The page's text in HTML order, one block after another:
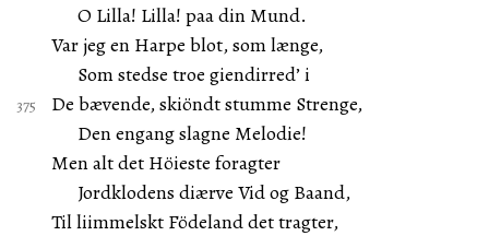
O Lilla! Lilla! paa din Mund.
Var jeg en Harpe blot, som længe,
Som stedse troe giendirred’ i
De bævende, skiöndt stumme Strenge,
Den engang slagne Melodie!
Men alt det Höieste foragter
Jordklodens diærve Vid og Baand,
Til liimmelskt Födeland det tragter,